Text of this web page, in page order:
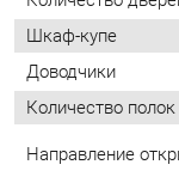
ОТЗЫВЫ
Пока нет отзывов,